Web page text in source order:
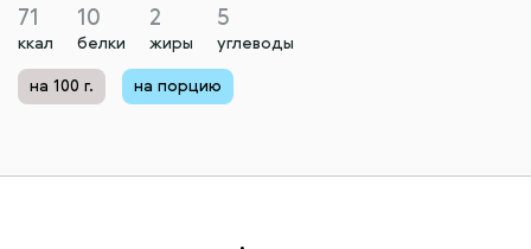
71
ккал
10
белки
2
жиры
5
углеводы
на 100 г. на порцию